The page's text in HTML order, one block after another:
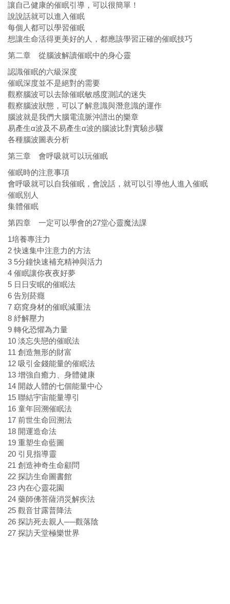
讓自己健康的催眠引導，可以很簡單！
說說話就可以進入催眠
每個人都可以學習催眠
想讓生命活得更美好的人，都應該學習正確的催眠技巧
第二章 從腦波解讀催眠中的身心靈
認識催眠的六級深度
催眠深度並不是絕對的需要
觀察腦波可以去除催眠敏感度測試的迷失
觀察腦波狀態，可以了解意識與潛意識的運作
腦波就是我們大腦電流脈沖譜出的樂章
易產生α波及不易產生α波的腦波比對實驗步驟
各種腦波圖表分析
第三章 會呼吸就可以玩催眠
催眠時的注意事項
會呼吸就可以自我催眠，會說話，就可以引導他人進入催眠
催眠別人
集體催眠
第四章 一定可以學會的27堂心靈魔法課
1培養專注力
2 快速集中注意力的方法
3 5分鐘快速補充精神與活力
4 催眠讓你夜夜好夢
5 日日安眠的催眠法
6 告別菸癮
7 窈窕身材的催眠減重法
8 紓解壓力
9 轉化恐懼為力量
10 淡忘失戀的催眠法
11 創造無形的財富
12 吸引金錢能量的催眠法
13 增強自癒力、身體健康
14 開啟人體的七個能量中心
15 聯結宇宙能量導引
16 童年回溯催眠法
17 前世生命回溯法
18 開運造命法
19 重塑生命藍圖
20 引見指導靈
21 創造神奇生命顧問
22 探訪生命圖書館
23 內在心靈花園
24 藥師佛菩薩消災解疾法
25 觀音甘露普降法
26 探訪死去親人──觀落陰
27 探訪天堂極樂世界